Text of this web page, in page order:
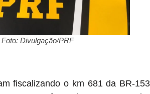
Foto: Divulgação/PRF
fiscalizando o km 681 da BR-153